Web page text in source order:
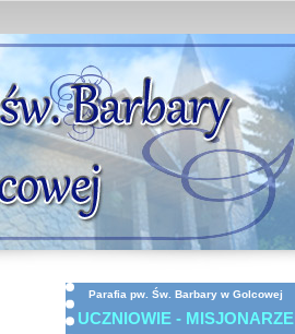
Parafia pw. Św. Barbary w Golcowej
UCZNIOWIE - MISJONARZE